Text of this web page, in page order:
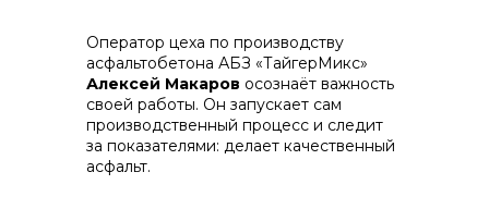
Оператор цеха по производству
асфальтобетона АБЗ «ТайгерМикс»
Алексей Макаров осознаёт важность
своей работы. Он запускает сам
производственный процесс и следит
за показателями: делает качественный
асфальт.